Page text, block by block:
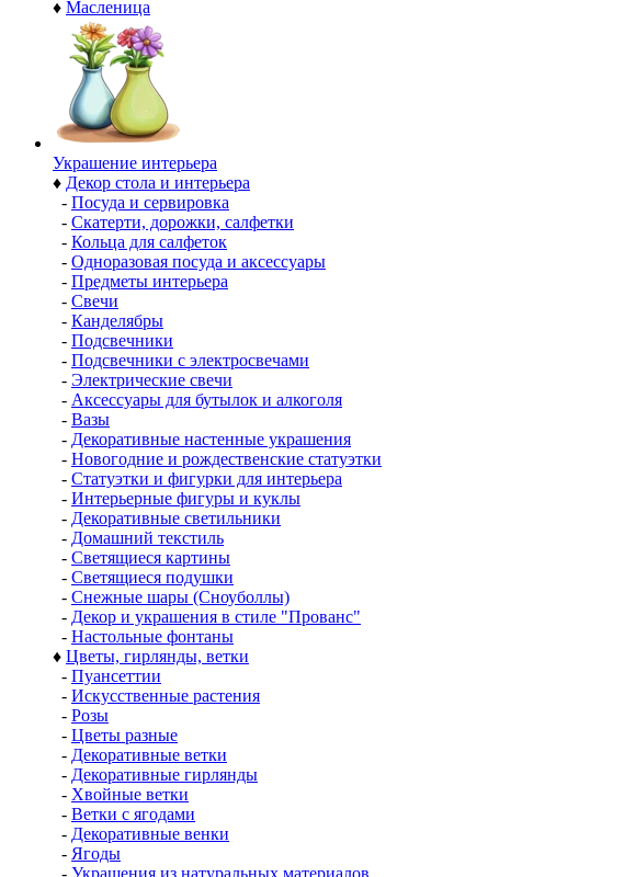
♦ Масленица
Украшение интерьера
♦ Декор стола и интерьера
- Посуда и сервировка
- Скатерти, дорожки, салфетки
- Кольца для салфеток
- Одноразовая посуда и аксессуары
- Предметы интерьера
- Свечи
- Канделябры
- Подсвечники
- Подсвечники с электросвечами
- Электрические свечи
- Аксессуары для бутылок и алкоголя
- Вазы
- Декоративные настенные украшения
- Новогодние и рождественские статуэтки
- Статуэтки и фигурки для интерьера
- Интерьерные фигуры и куклы
- Декоративные светильники
- Домашний текстиль
- Светящиеся картины
- Светящиеся подушки
- Снежные шары (Сноуболлы)
- Декор и украшения в стиле "Прованс"
- Настольные фонтаны
♦ Цветы, гирлянды, ветки
- Пуансеттии
- Искусственные растения
- Розы
- Цветы разные
- Декоративные ветки
- Декоративные гирлянды
- Хвойные ветки
- Ветки с ягодами
- Декоративные венки
- Ягоды
- Украшения из натуральных материалов